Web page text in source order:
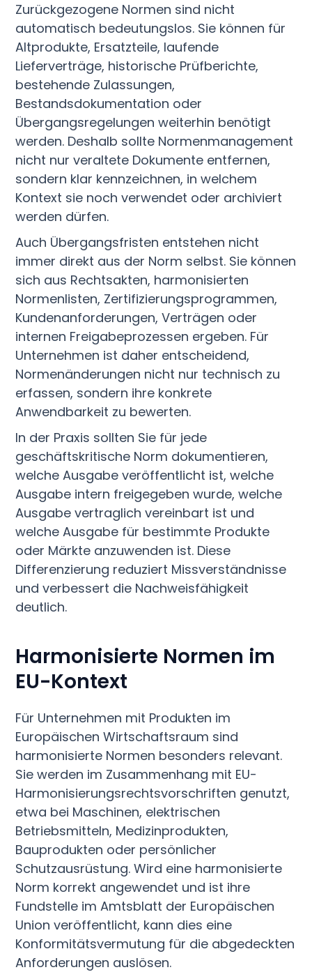
Zurückgezogene Normen sind nicht
automatisch bedeutungslos. Sie können für
Altprodukte, Ersatzteile, laufende
Lieferverträge, historische Prüfberichte,
bestehende Zulassungen,
Bestandsdokumentation oder
Übergangsregelungen weiterhin benötigt
werden. Deshalb sollte Normenmanagement
nicht nur veraltete Dokumente entfernen,
sondern klar kennzeichnen, in welchem
Kontext sie noch verwendet oder archiviert
werden dürfen.
Auch Übergangsfristen entstehen nicht
immer direkt aus der Norm selbst. Sie können
sich aus Rechtsakten, harmonisierten
Normenlisten, Zertifizierungsprogrammen,
Kundenanforderungen, Verträgen oder
internen Freigabeprozessen ergeben. Für
Unternehmen ist daher entscheidend,
Normenänderungen nicht nur technisch zu
erfassen, sondern ihre konkrete
Anwendbarkeit zu bewerten.
In der Praxis sollten Sie für jede
geschäftskritische Norm dokumentieren,
welche Ausgabe veröffentlicht ist, welche
Ausgabe intern freigegeben wurde, welche
Ausgabe vertraglich vereinbart ist und
welche Ausgabe für bestimmte Produkte
oder Märkte anzuwenden ist. Diese
Differenzierung reduziert Missverständnisse
und verbessert die Nachweisfähigkeit
deutlich.
Harmonisierte Normen im
EU-Kontext
Für Unternehmen mit Produkten im
Europäischen Wirtschaftsraum sind
harmonisierte Normen besonders relevant.
Sie werden im Zusammenhang mit EU-
Harmonisierungsrechtsvorschriften genutzt,
etwa bei Maschinen, elektrischen
Betriebsmitteln, Medizinprodukten,
Bauprodukten oder persönlicher
Schutzausrüstung. Wird eine harmonisierte
Norm korrekt angewendet und ist ihre
Fundstelle im Amtsblatt der Europäischen
Union veröffentlicht, kann dies eine
Konformitätsvermutung für die abgedeckten
Anforderungen auslösen.